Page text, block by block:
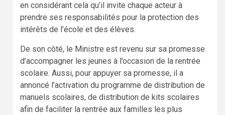
en considérant cela qu’il invite chaque acteur à
prendre ses responsabilités pour la protection des
intérêts de l’école et des élèves.
De son côté, le Ministre est revenu sur sa promesse
d’accompagner les jeunes à l’occasion de la rentrée
scolaire. Aussi, pour appuyer sa promesse, il a
annoncé l’activation du programme de distribution de
manuels scolaires, de distribution de kits scolaires
afin de faciliter la rentrée aux familles les plus